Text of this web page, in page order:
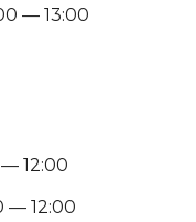
— 13:00
12:00
— 12:00